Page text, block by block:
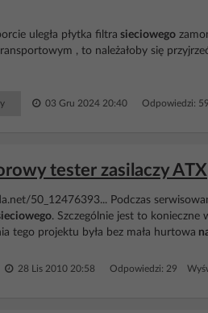
uległa płytka filtra sieciowego
, to należałoby się
03 Gru 2024 20:40 Odpowiedzi:
tester zasilaczy ATX
50_12476393... Podczas
. Szczególnie jest to konieczne
tego projektu była bez mała hurtowa
28 Lis 2010 20:58 Odpowiedzi: 29